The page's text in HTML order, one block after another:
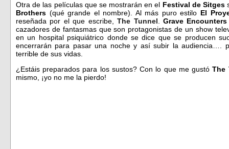
Otra de las películas que se mostrarán en el Festival de Sitges
Brothers (qué grande el nombre). Al más puro estilo El
reseñada por el que escribe,The Tunnel.Grave Encounters
cazadores de fantasmas que son protagonistas de un show
en un hospital psiquiátrico donde se dice que se producen
encerrarán para pasar una noche y así subir la audiencia….
terrible de sus vidas.
¿Estáis preparados para los sustos? Con lo que me gustóThe
mismo, ¡yo no me la pierdo!